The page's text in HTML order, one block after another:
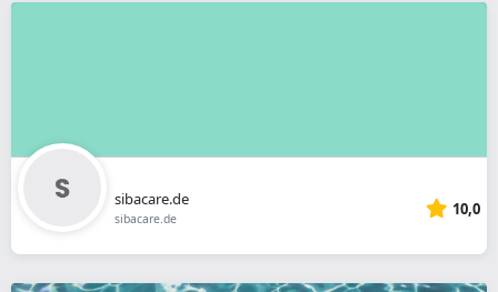
sibacare.de
sibacare.de 10,0